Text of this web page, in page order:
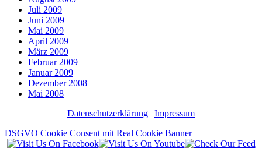
Juli 2009
Juni 2009
Mai 2009
April 2009
März 2009
Februar 2009
Januar 2009
Dezember 2008
Mai 2008
Datenschutzerklärung | Impressum
DSGVO Cookie Consent mit Real Cookie Banner